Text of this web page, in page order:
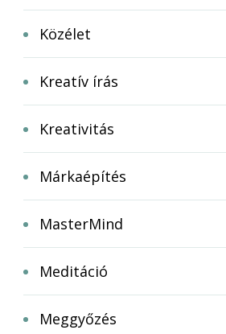
Közélet
Kreatív írás
Kreativitás
Márkaépítés
MasterMind
Meditáció
Meggyőzés